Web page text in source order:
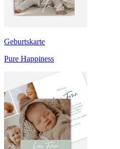
Geburtskarte
Pure Happiness